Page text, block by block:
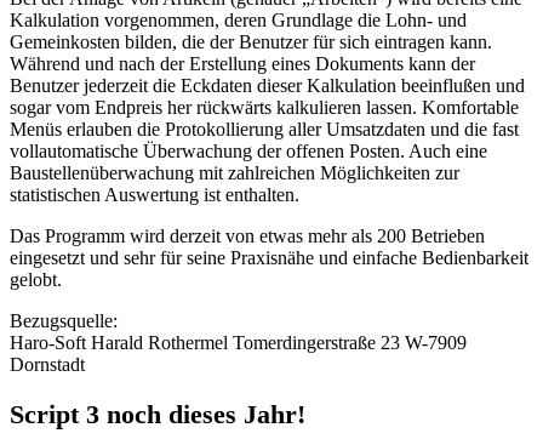
Kalkulation vorgenommen, deren Grundlage die Lohn- und
Gemeinkosten bilden, die der Benutzer für sich eintragen kann.
Während und nach der Erstellung eines Dokuments kann der
Benutzer jederzeit die Eckdaten dieser Kalkulation beeinflußen und
sogar vom Endpreis her rückwärts kalkulieren lassen. Komfortable
Menüs erlauben die Protokollierung aller Umsatzdaten und die fast
vollautomatische Überwachung der offenen Posten. Auch eine
Baustellenüberwachung mit zahlreichen Möglichkeiten zur
statistischen Auswertung ist enthalten.
Das Programm wird derzeit von etwas mehr als 200 Betrieben
eingesetzt und sehr für seine Praxisnähe und einfache Bedienbarkeit
gelobt.
Bezugsquelle:
Haro-Soft Harald Rothermel Tomerdingerstraße 23 W-7909
Dornstadt
Script 3 noch dieses Jahr!